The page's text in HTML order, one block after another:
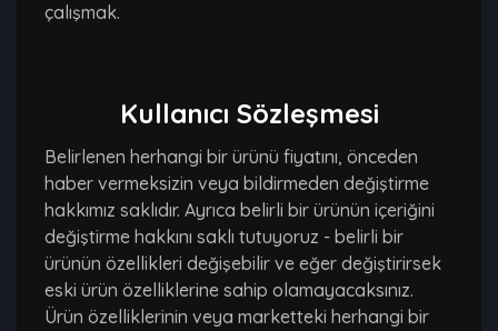
çalışmak.
Kullanıcı Sözleşmesi
Belirlenen herhangi bir ürünü fiyatını, önceden
haber vermeksizin veya bildirmeden değiştirme
hakkımız saklıdır. Ayrıca belirli bir ürünün içeriğini
değiştirme hakkını saklı tutuyoruz - belirli bir
ürünün özellikleri değişebilir ve eğer değiştirirsek
eski ürün özelliklerine sahip olamayacaksınız.
Ürün özelliklerinin veya marketteki herhangi bir